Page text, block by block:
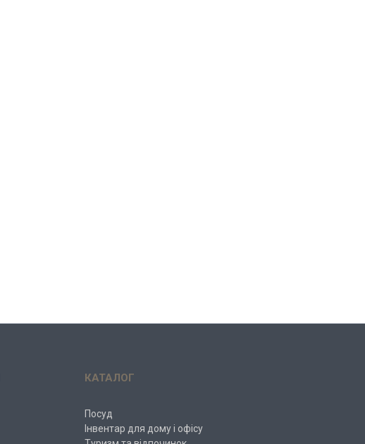
КАТАЛОГ
Посуд
Інвентар для дому і офісу